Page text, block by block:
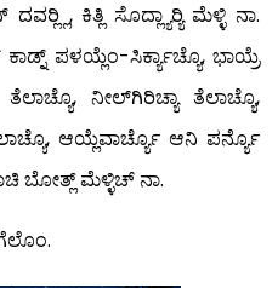
ಕಿತ್ಲಿ ಸೊದ್ಲ್ಯಾರ್‍ಯಿ ಮೆಳ್ಳಿ ನಾ.
ಪಳಯ್ಲೆಂ-ಸಿರ್ಕ್ಯಾಚ್ಯೊ, ಭಾಯ್ರೆ
ನೀಲ್‍ಗಿರಿಚ್ಯಾ ತೆಲಾಚ್ಯೊ,
ಆಯ್ಲೆವಾರ್ಚ್ಯೊ ಆನಿ ಪರ್ನ್ಯೊ
ಬೋತ್ಲ್ ಮೆಳ್ಳಿಚ್ ನಾ.